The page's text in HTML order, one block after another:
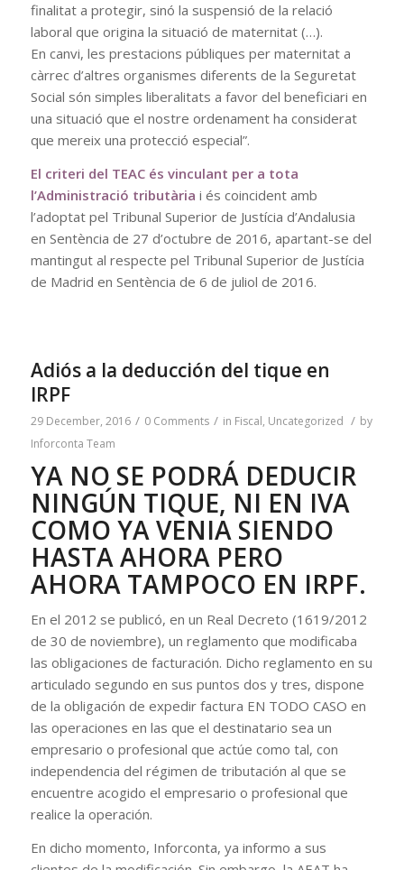
finalitat a protegir, sinó la suspensió de la relació
laboral que origina la situació de maternitat (…).
En canvi, les prestacions públiques per maternitat a
càrrec d’altres organismes diferents de la Seguretat
Social són simples liberalitats a favor del beneficiari en
una situació que el nostre ordenament ha considerat
que mereix una protecció especial”.
El criteri del TEAC és vinculant per a tota
l’Administració tributària i és coincident amb
l’adoptat pel Tribunal Superior de Justícia d’Andalusia
en Sentència de 27 d’octubre de 2016, apartant-se del
mantingut al respecte pel Tribunal Superior de Justícia
de Madrid en Sentència de 6 de juliol de 2016.
Adiós a la deducción del tique en
IRPF
29 December, 2016 / 0 Comments / in Fiscal, Uncategorized / by
Inforconta Team
YA NO SE PODRÁ DEDUCIR
NINGÚN TIQUE, NI EN IVA
COMO YA VENIA SIENDO
HASTA AHORA PERO
AHORA TAMPOCO EN IRPF.
En el 2012 se publicó, en un Real Decreto (1619/2012
de 30 de noviembre), un reglamento que modificaba
las obligaciones de facturación. Dicho reglamento en su
articulado segundo en sus puntos dos y tres, dispone
de la obligación de expedir factura EN TODO CASO en
las operaciones en las que el destinatario sea un
empresario o profesional que actúe como tal, con
independencia del régimen de tributación al que se
encuentre acogido el empresario o profesional que
realice la operación.
En dicho momento, Inforconta, ya informo a sus